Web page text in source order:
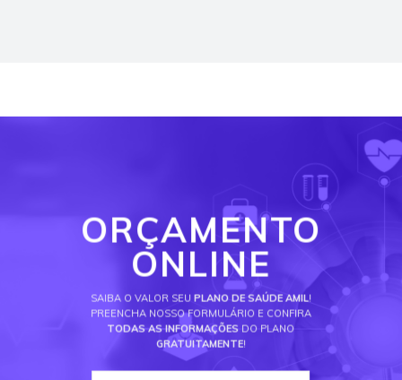
ORÇAMENTO
ONLINE
SAIBA O VALOR SEU PLANO DE SAÚDE AMIL!
PREENCHA NOSSO FORMULÁRIO E CONFIRA
TODAS AS INFORMAÇÕES DO PLANO
GRATUITAMENTE!